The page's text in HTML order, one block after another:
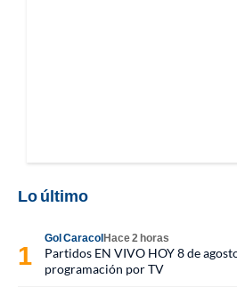
Lo último
Gol CaracolHace 2 horas
Partidos EN VIVO HOY 8 de
programación por TV